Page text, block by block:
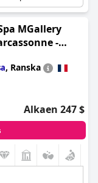
D. Dinisin
varten, jotka
MGallery
-
, Ranska
Alkaen 247 $